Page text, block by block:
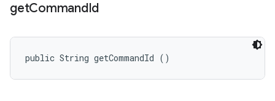
getCommandId
public String getCommandId ()